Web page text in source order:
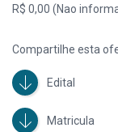
R$ 0,00 (Nao
Compartilhe esta
Edital
Matricula